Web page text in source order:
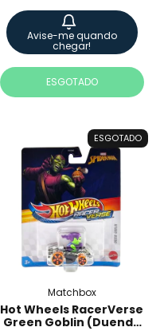
Avise-me quando
chegar!
ESGOTADO
ESGOTADO
Matchbox
Hot Wheels RacerVerse
Green Goblin (Duende